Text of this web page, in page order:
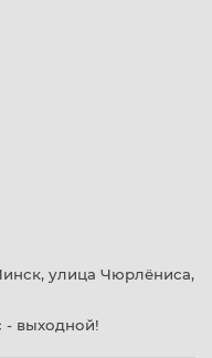
улица Чюрлёниса,
- выходной!